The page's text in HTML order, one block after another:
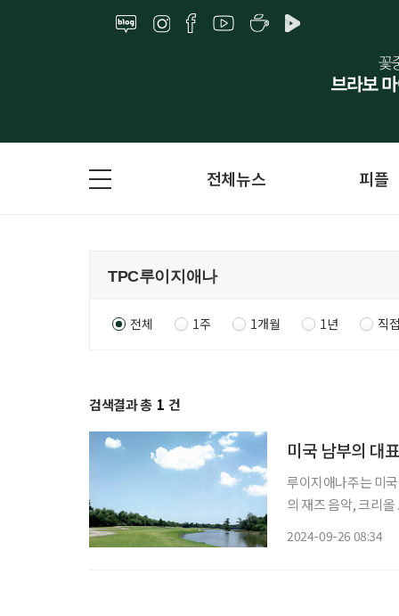
전체뉴스 피플
전체 1주 1개월 1년 직
검색결과 총 1 건
미국 남부의 대
루이지애나주는 미
의 재즈 음악, 크리
2024-09-26 08:34